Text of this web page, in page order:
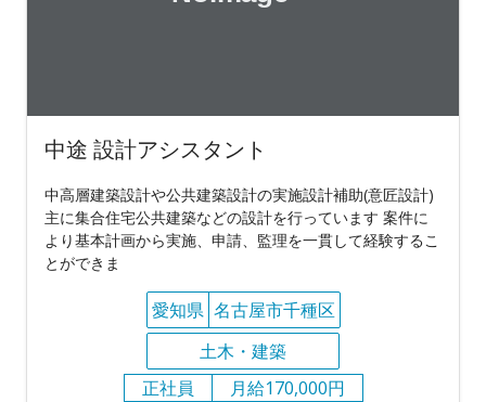
中途 設計アシスタント
中高層建築設計や公共建築設計の実施設計補助(意匠設計)
主に集合住宅公共建築などの設計を行っています 案件に
より基本計画から実施、申請、監理を一貫して経験するこ
とができま
愛知県 名古屋市千種区
土木・建築
正社員
月給170,000円